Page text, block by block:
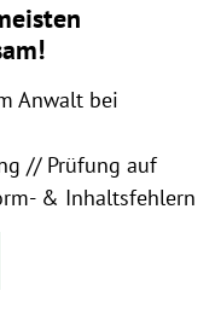
Anwalt bei
// Prüfung auf
& Inhaltsfehlern